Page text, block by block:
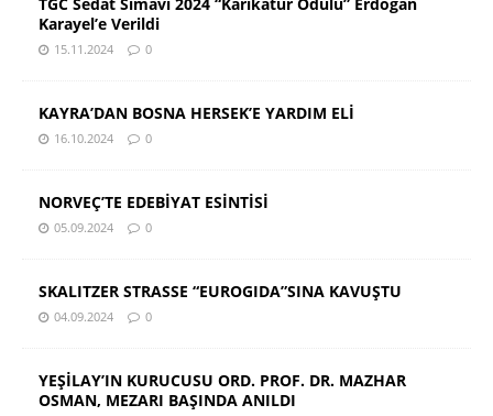
Karayel’e Verildi
15.11.2024 0
KAYRA’DAN BOSNA HERSEK’E YARDIM ELİ
16.10.2024 0
NORVEÇ’TE EDEBİYAT ESİNTİSİ
05.09.2024 0
SKALITZER STRASSE “EUROGIDA”SINA KAVUŞTU
04.09.2024 0
YEŞİLAY’IN KURUCUSU ORD. PROF. DR. MAZHAR
OSMAN, MEZARI BAŞINDA ANILDI